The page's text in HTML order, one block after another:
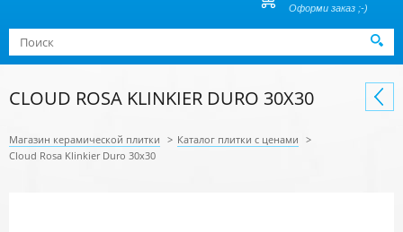
Оформи заказ ;-)
Форма поиска
Поиск
CLOUD ROSA KLINKIER DURO 30X30
Магазин керамической плитки > Каталог плитки с ценами >
Cloud Rosa Klinkier Duro 30x30